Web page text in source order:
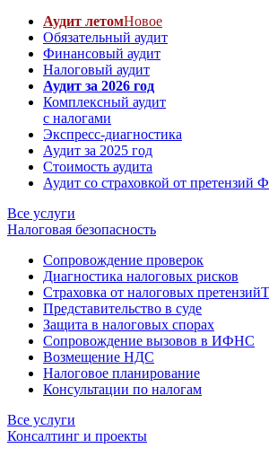
Аудит летомНовое
Обязательный аудит
Финансовый аудит
Налоговый аудит
Аудит за 2026 год
Комплексный аудит
с налогами
Экспресс-диагностика
Аудит за 2025 год
Стоимость аудита
Аудит со страховкой от претензий
Все услуги
Налоговая безопасность
Сопровождение проверок
Диагностика налоговых рисков
Страховка от налоговых претензий
Представительство в суде
Защита в налоговых спорах
Сопровождение вызовов в ИФНС
Возмещение НДС
Налоговое планирование
Консультации по налогам
Все услуги
Консалтинг и проекты